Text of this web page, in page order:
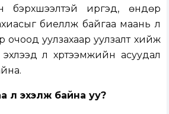
бэрхшээлтэй иргэд, өндөр
биелүүлж байгаа маань л
очоод уулзахаар уулзалт хийж
л хүртээмжийн асуудал
л эхэлж байна уу?